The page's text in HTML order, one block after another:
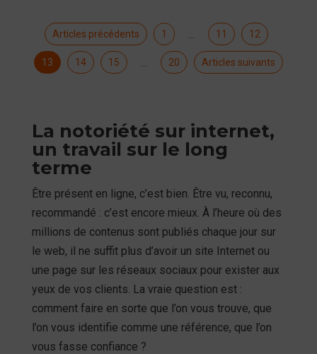
Articles précédents 1 11 12
13 14 15 20 Articles suivants
La notoriété sur internet,
un travail sur le long
terme
Être présent en ligne, c’est bien. Être vu, reconnu,
recommandé : c’est encore mieux. À l’heure où des
millions de contenus sont publiés chaque jour sur
le web, il ne suffit plus d’avoir un site Internet ou
une page sur les réseaux sociaux pour exister aux
yeux de vos clients. La vraie question est :
comment faire en sorte que l’on vous trouve, que
l’on vous identifie comme une référence, que l’on
vous fasse confiance ?